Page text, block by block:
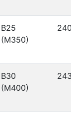
В25
(М350)
В30
(М400)